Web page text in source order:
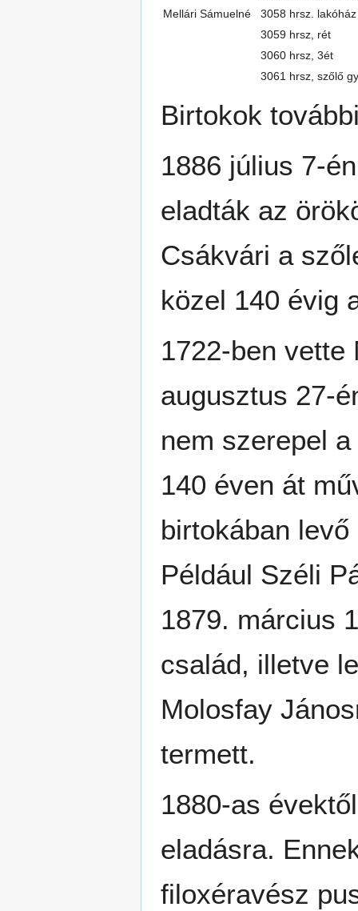
Mellári Sámuelné
3058 hrsz.
3059 hrsz, rét
3060 hrsz, 3ét
3061 hrsz, szőlő
Birtokok
1886 július 7-
eladták az
Csákvári a
közel 140 évig
1722-ben vette
augusztus 27-
nem szerepel
140 éven át
birtokában
Például Széli
1879. március
család, illetve
Molosfay
termett.
1880-as
eladásra.
filoxéravész